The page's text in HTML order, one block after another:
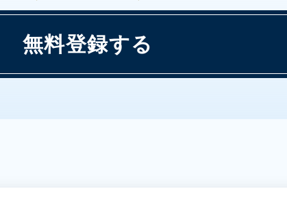
無料登録する